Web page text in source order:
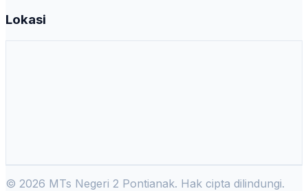
Lokasi
© 2026 MTs Negeri 2 Pontianak. Hak cipta dilindungi.